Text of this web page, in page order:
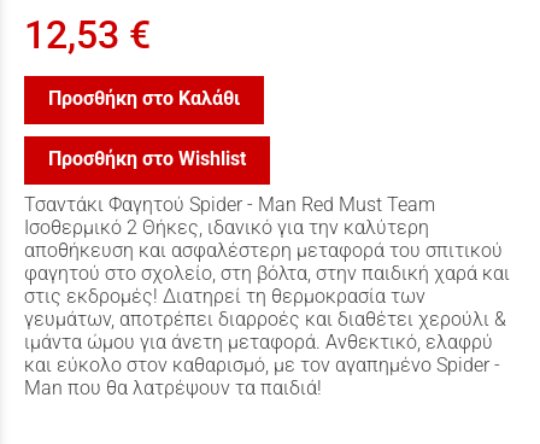
12,53 €
Προσθήκη στο Καλάθι
Προσθήκη στο Wishlist
Τσαντάκι Φαγητού Spider - Man Red Must Team
Ισοθερμικό 2 Θήκες, ιδανικό για την καλύτερη
αποθήκευση και ασφαλέστερη μεταφορά του σπιτικού
φαγητού στο σχολείο, στη βόλτα, στην παιδική χαρά και
στις εκδρομές! Διατηρεί τη θερμοκρασία των
γευμάτων, αποτρέπει διαρροές και διαθέτει χερούλι &
ιμάντα ώμου για άνετη μεταφορά. Ανθεκτικό, ελαφρύ
και εύκολο στον καθαρισμό, με τον αγαπημένο Spider -
Man που θα λατρέψουν τα παιδιά!